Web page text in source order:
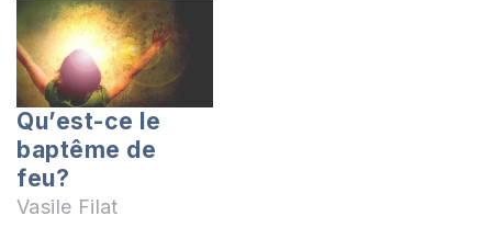
Qu’est-ce le
baptême de
feu?
Vasile Filat